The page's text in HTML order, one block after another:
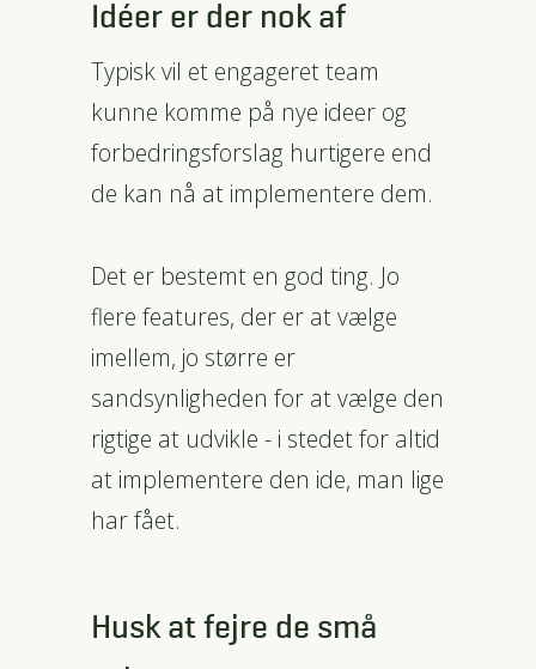
Idéer er der nok af
Typisk vil et engageret team
kunne komme på nye ideer og
forbedringsforslag hurtigere end
de kan nå at implementere dem.
Det er bestemt en god ting. Jo
flere features, der er at vælge
imellem, jo større er
sandsynligheden for at vælge den
rigtige at udvikle - i stedet for altid
at implementere den ide, man lige
har fået.
Husk at fejre de små